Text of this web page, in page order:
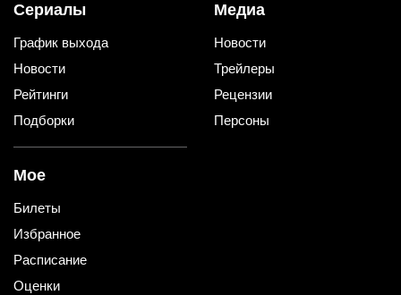
Сериалы
График выхода
Новости
Рейтинги
Подборки
Медиа
Новости
Трейлеры
Рецензии
Персоны
Мое
Билеты
Избранное
Расписание
Оценки